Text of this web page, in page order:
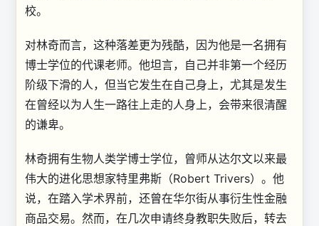
校。
对林奇而言，这种落差更为残酷，因为他是一名拥有
博士学位的代课老师。他坦言，自己并非第一个经历
阶级下滑的人，但当它发生在自己身上，尤其是发生
在曾经以为人生一路往上走的人身上，会带来很清醒
的谦卑。
林奇拥有生物人类学博士学位，曾师从达尔文以来最
伟大的进化思想家特里弗斯（Robert Trivers）。他
说，在踏入学术界前，还曾在华尔街从事衍生性金融
商品交易。然而，在几次申请终身教职失败后，转去